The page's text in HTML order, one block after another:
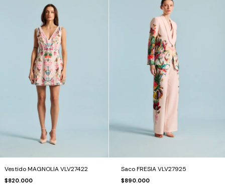
Vestido MAGNOLIA VLV27422
$820.000
Saco FRESIA VLV27925
$890.000